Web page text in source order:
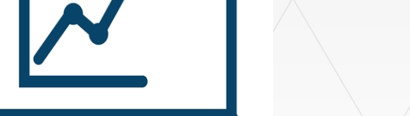
パーソナルケア・ハウスホールド製品
建設・土木